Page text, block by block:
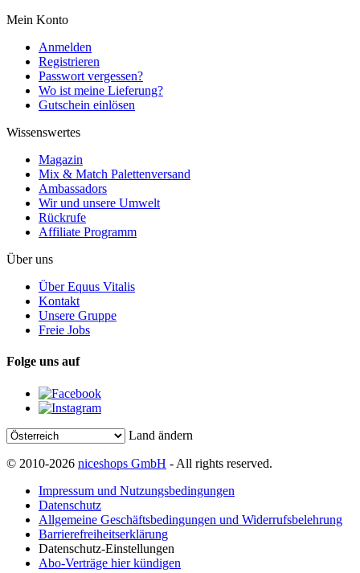
Mein Konto
Anmelden
Registrieren
Passwort vergessen?
Wo ist meine Lieferung?
Gutschein einlösen
Wissenswertes
Magazin
Mix & Match Palettenversand
Ambassadors
Wir und unsere Umwelt
Rückrufe
Affiliate Programm
Über uns
Über Equus Vitalis
Kontakt
Unsere Gruppe
Freie Jobs
Folge uns auf
Land ändern
© 2010-2026 niceshops GmbH - All rights reserved.
Impressum und Nutzungsbedingungen
Datenschutz
Allgemeine Geschäftsbedingungen und Widerrufsbelehrung
Barrierefreiheitserklärung
Datenschutz-Einstellungen
Abo-Verträge hier kündigen